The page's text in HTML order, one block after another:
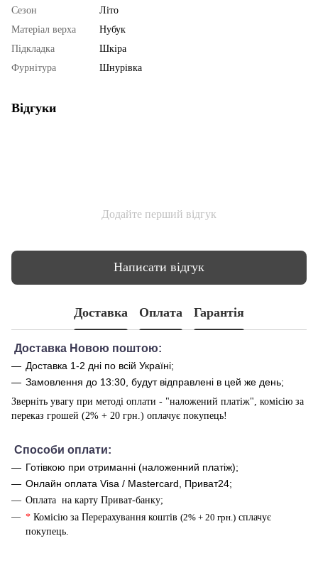
Сезон
Літо
Матеріал верха
Нубук
Підкладка
Шкіра
Фурнітура
Шнурівка
Відгуки
Додайте перший відгук
Написати відгук
Доставка Оплата Гарантія
Доставка Новою поштою:
Доставка 1-2 дні по всій Україні;
Замовлення до 13:30, будут відправлені в цей же день;
Зверніть увагу при методі оплати - "наложений платіж", комісію за
переказ грошей (2% + 20 грн.) оплачує покупець!
Способи оплати:
Готівкою при отриманні (наложенний платіж);
Онлайн оплата Visa / Mastercard, Приват24;
Оплата на карту Приват-банку;
* Комісію за Перерахування коштів (2% + 20 грн.) сплачує
покупець.